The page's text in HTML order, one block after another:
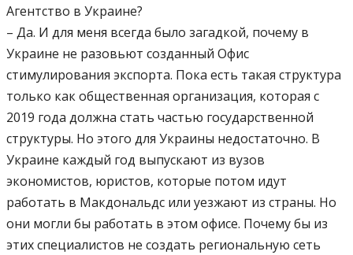
Агентство в Украине?
– Да. И для меня всегда было загадкой, почему в
Украине не разовьют созданный Офис
стимулирования экспорта. Пока есть такая структура
только как общественная организация, которая с
2019 года должна стать частью государственной
структуры. Но этого для Украины недостаточно. В
Украине каждый год выпускают из вузов
экономистов, юристов, которые потом идут
работать в Макдональдс или уезжают из страны. Но
они могли бы работать в этом офисе. Почему бы из
этих специалистов не создать региональную сеть